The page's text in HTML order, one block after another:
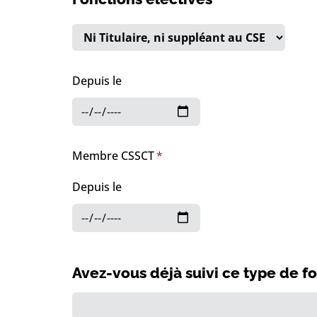
Depuis le
Membre CSSCT
Depuis le
Avez-vous déjà suivi ce type de